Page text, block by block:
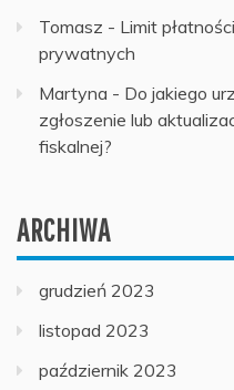
Tomasz - Limit
prywatnych
Martyna - Do jakiego
zgłoszenie lub
fiskalnej?
ARCHIWA
grudzień 2023
listopad 2023
październik 2023